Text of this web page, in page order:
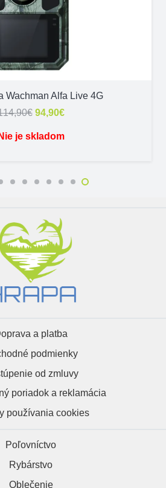
Wachman Alfa Live 4G
€ Pôvodná
94,90€Aktuálna
Nie je skladom
a platba
podmienky
od zmluvy
poriadok a reklamácia
používania cookies
Poľovníctvo
Rybárstvo
Oblečenie